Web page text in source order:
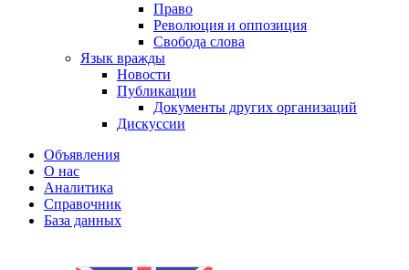
Право
Революция и оппозиция
Свобода слова
Язык вражды
Новости
Публикации
Документы других организаций
Дискуссии
Объявления
О нас
Аналитика
Справочник
База данных